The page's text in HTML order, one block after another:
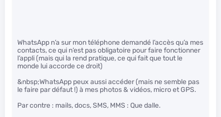
WhatsApp n’a sur mon téléphone demandé l’accès qu’a mes
contacts, ce qui n’est pas obligatoire pour faire fonctionner
l’appli (mais qui la rend pratique, ce qui fait que tout le
monde lui accorde ce droit)
&nbsp;WhatsApp peux aussi accéder (mais ne semble pas
le faire par défaut !) à mes photos & vidéos, micro et GPS.
Par contre : mails, docs, SMS, MMS : Que dalle.